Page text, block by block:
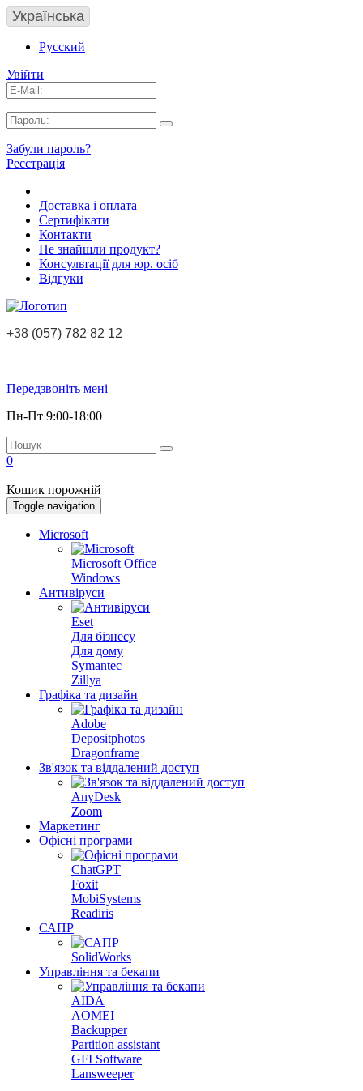
Українська
Русский
Увійти
Забули пароль?
Реєстрація
Доставка і оплата
Сертифікати
Контакти
Не знайшли продукт?
Консультації для юр. осіб
Відгуки
+38 (057) 782 82 12
Передзвоніть мені
Пн-Пт 9:00-18:00
0
Кошик порожній
Toggle navigation
Microsoft
Microsoft Office
Windows
Антивіруси
Eset
Для бізнесу
Для дому
Symantec
Zillya
Графіка та дизайн
Adobe
Depositphotos
Dragonframe
Зв'язок та віддалений доступ
AnyDesk
Zoom
Маркетинг
Офісні програми
ChatGPT
Foxit
MobiSystems
Readiris
САПР
SolidWorks
Управління та бекапи
AIDA
AOMEI
Backupper
Partition assistant
GFI Software
Lansweeper